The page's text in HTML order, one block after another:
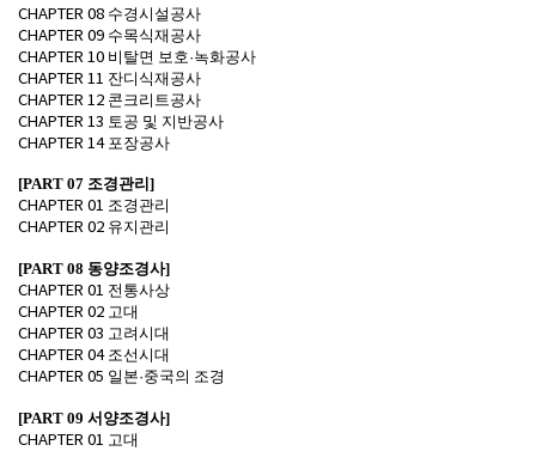
CHAPTER 08 수경시설공사
CHAPTER 09 수목식재공사
CHAPTER 10 비탈면 보호·녹화공사
CHAPTER 11 잔디식재공사
CHAPTER 12 콘크리트공사
CHAPTER 13 토공 및 지반공사
CHAPTER 14 포장공사
[PART 07 조경관리 ]
CHAPTER 01 조경관리
CHAPTER 02 유지관리
[PART 08 동양조경사]
CHAPTER 01 전통사상
CHAPTER 02 고대
CHAPTER 03 고려시대
CHAPTER 04 조선시대
CHAPTER 05 일본·중국의 조경
[PART 09 서양조경사]
CHAPTER 01 고대